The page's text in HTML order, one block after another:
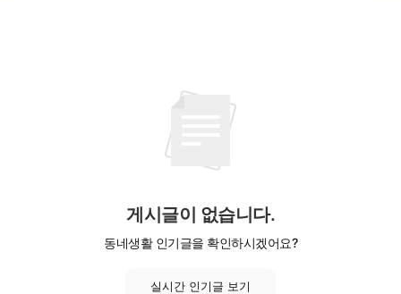
게시글이 없습니다.
동네생활 인기글을 확인하시겠어요?
실시간 인기글 보기